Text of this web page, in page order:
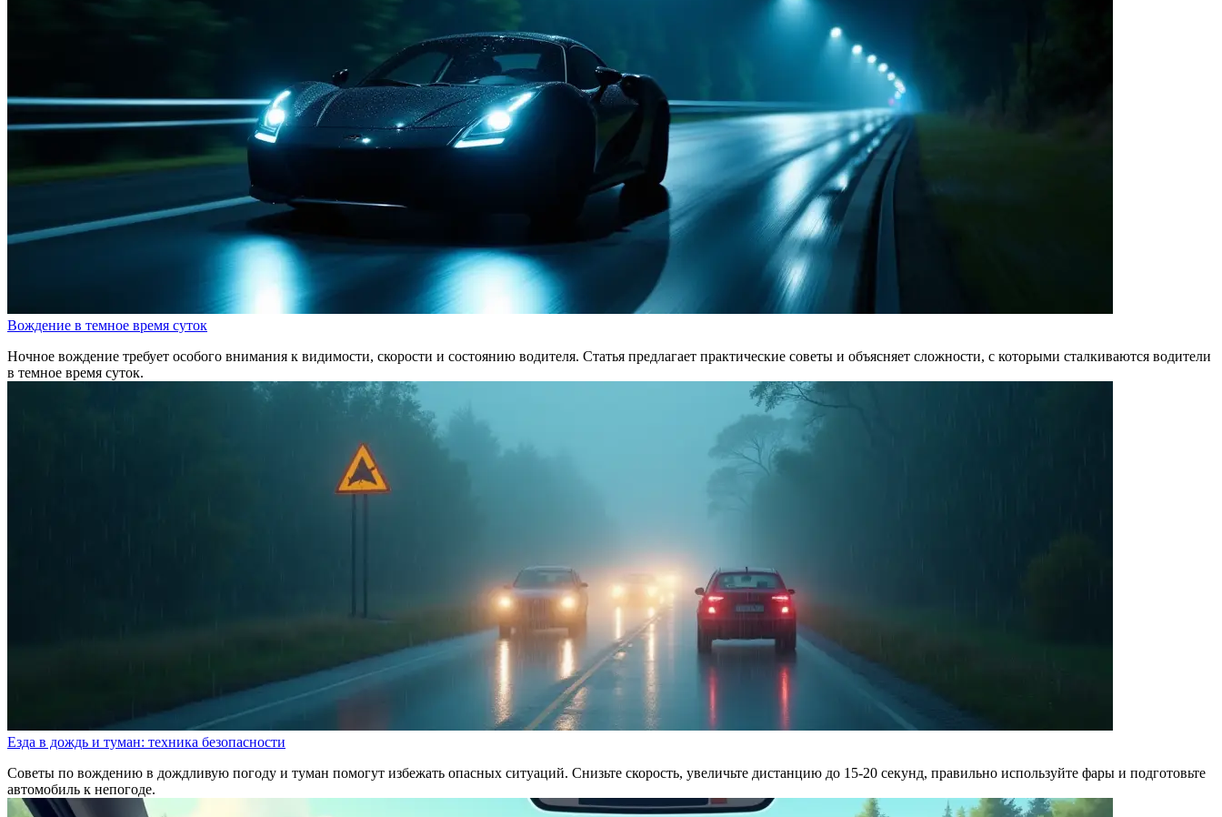
Вождение в темное время суток
Ночное вождение требует особого внимания к видимости, скорости и состоянию водителя. Статья предлагает практические советы и объясняет сложности, с которыми сталкиваются водители
в темное время суток.
Езда в дождь и туман: техника безопасности
Советы по вождению в дождливую погоду и туман помогут избежать опасных ситуаций. Снизьте скорость, увеличьте дистанцию до 15-20 секунд, правильно используйте фары и подготовьте
автомобиль к непогоде.